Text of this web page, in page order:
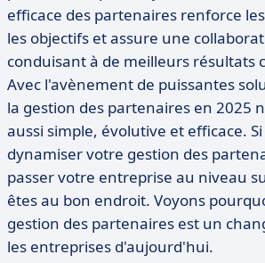
efficace des partenaires renforce
les objectifs et assure une
conduisant à de meilleurs résultats
Avec l'avènement de puissantes
la gestion des partenaires en 2025
aussi simple, évolutive et efficace.
dynamiser votre gestion des
passer votre entreprise au niveau
êtes au bon endroit. Voyons
gestion des partenaires est un
les entreprises d'aujourd'hui.